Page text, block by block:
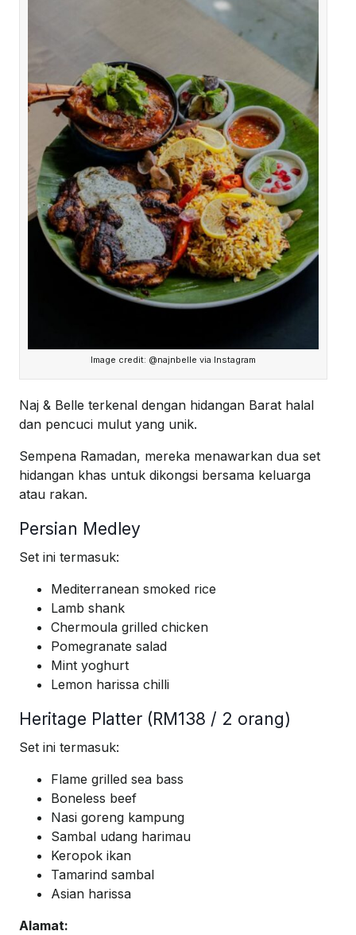
Image credit: @najnbelle via Instagram
Naj & Belle terkenal dengan hidangan Barat halal
dan pencuci mulut yang unik.
Sempena Ramadan, mereka menawarkan dua set
hidangan khas untuk dikongsi bersama keluarga
atau rakan.
Persian Medley
Set ini termasuk:
Mediterranean smoked rice
Lamb shank
Chermoula grilled chicken
Pomegranate salad
Mint yoghurt
Lemon harissa chilli
Heritage Platter (RM138 / 2 orang)
Set ini termasuk:
Flame grilled sea bass
Boneless beef
Nasi goreng kampung
Sambal udang harimau
Keropok ikan
Tamarind sambal
Asian harissa
Alamat: